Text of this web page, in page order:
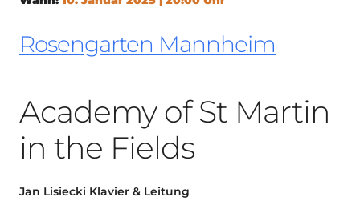
Rosengarten Mannheim
Academy of St Martin
in the Fields
Jan Lisiecki Klavier & Leitung